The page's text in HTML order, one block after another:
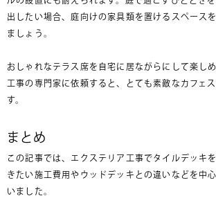
出したい場合、庭向けの家具類を置けるスペース
ましょう。
おしゃれなテラス席を自宅に居ながらにして楽し
工事の専門家に依頼すると、とても素敵なカフェ
す。
まとめ
この記事では、エクステリア工事でタイルデッキ
きたい施工費用やウッドデッキとの違いなどを中
いました。